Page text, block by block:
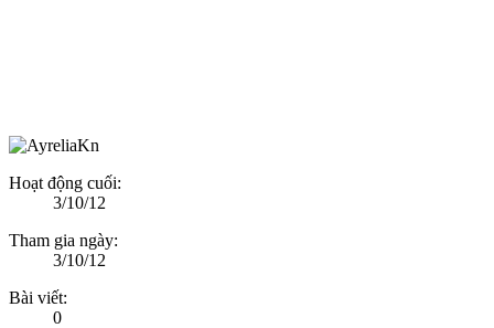
Hoạt động cuối:
3/10/12
Tham gia ngày:
3/10/12
Bài viết:
0